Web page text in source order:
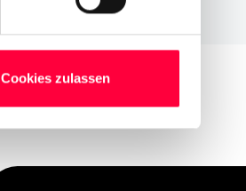
Cookies zulassen